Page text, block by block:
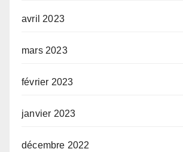
avril 2023
mars 2023
février 2023
janvier 2023
décembre 2022